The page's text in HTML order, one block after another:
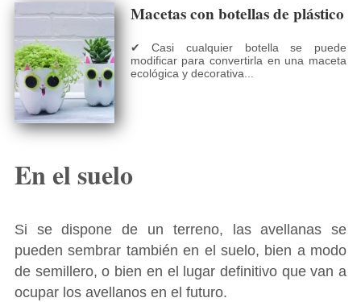
Macetas con botellas de plástico
✔ Casi cualquier botella se puede
modificar para convertirla en una maceta
ecológica y decorativa...
En el suelo
Si se dispone de un terreno, las avellanas se
pueden sembrar también en el suelo, bien a modo
de semillero, o bien en el lugar definitivo que van a
ocupar los avellanos en el futuro.